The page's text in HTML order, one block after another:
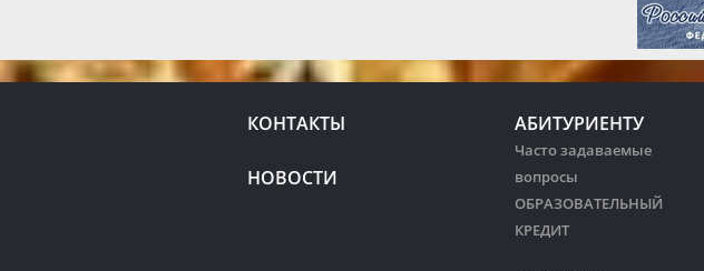
КОНТАКТЫ
НОВОСТИ
АБИТУРИЕНТУ
Часто задаваемые
вопросы
ОБРАЗОВАТЕЛЬНЫЙ
КРЕДИТ